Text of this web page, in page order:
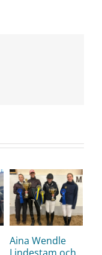
Aina Wendle